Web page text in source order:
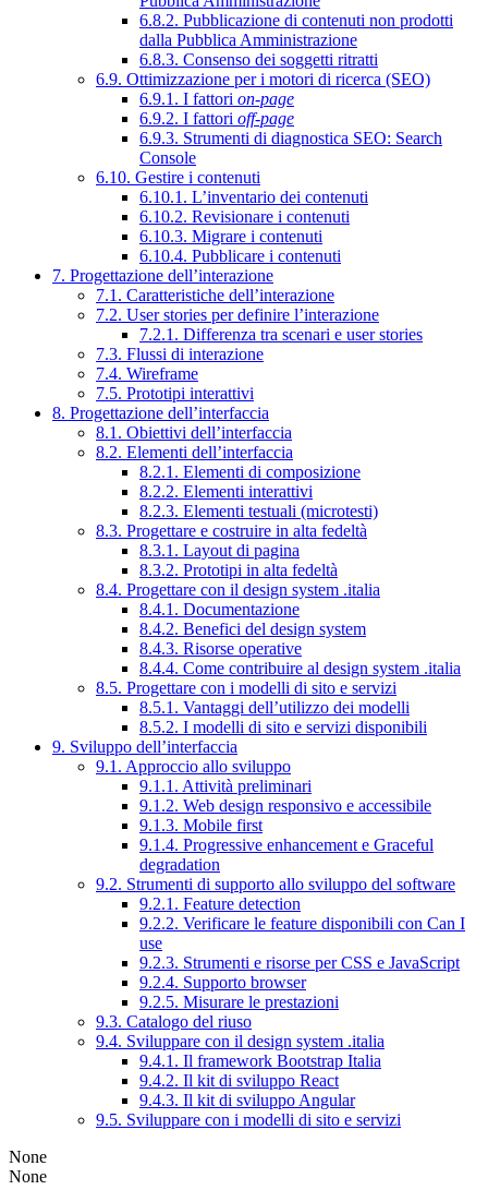
6.8.2. Pubblicazione di contenuti non prodotti
dalla Pubblica Amministrazione
6.8.3. Consenso dei soggetti ritratti
6.9. Ottimizzazione per i motori di ricerca (SEO)
6.9.1. I fattori on-page
6.9.2. I fattori off-page
6.9.3. Strumenti di diagnostica SEO: Search
Console
6.10. Gestire i contenuti
6.10.1. L’inventario dei contenuti
6.10.2. Revisionare i contenuti
6.10.3. Migrare i contenuti
6.10.4. Pubblicare i contenuti
7. Progettazione dell’interazione
7.1. Caratteristiche dell’interazione
7.2. User stories per definire l’interazione
7.2.1. Differenza tra scenari e user stories
7.3. Flussi di interazione
7.4. Wireframe
7.5. Prototipi interattivi
8. Progettazione dell’interfaccia
8.1. Obiettivi dell’interfaccia
8.2. Elementi dell’interfaccia
8.2.1. Elementi di composizione
8.2.2. Elementi interattivi
8.2.3. Elementi testuali (microtesti)
8.3. Progettare e costruire in alta fedeltà
8.3.1. Layout di pagina
8.3.2. Prototipi in alta fedeltà
8.4. Progettare con il design system .italia
8.4.1. Documentazione
8.4.2. Benefici del design system
8.4.3. Risorse operative
8.4.4. Come contribuire al design system .italia
8.5. Progettare con i modelli di sito e servizi
8.5.1. Vantaggi dell’utilizzo dei modelli
8.5.2. I modelli di sito e servizi disponibili
9. Sviluppo dell’interfaccia
9.1. Approccio allo sviluppo
9.1.1. Attività preliminari
9.1.2. Web design responsivo e accessibile
9.1.3. Mobile first
9.1.4. Progressive enhancement e Graceful
degradation
9.2. Strumenti di supporto allo sviluppo del software
9.2.1. Feature detection
9.2.2. Verificare le feature disponibili con Can I
use
9.2.3. Strumenti e risorse per CSS e JavaScript
9.2.4. Supporto browser
9.2.5. Misurare le prestazioni
9.3. Catalogo del riuso
9.4. Sviluppare con il design system .italia
9.4.1. Il framework Bootstrap Italia
9.4.2. Il kit di sviluppo React
9.4.3. Il kit di sviluppo Angular
9.5. Sviluppare con i modelli di sito e servizi
None
None